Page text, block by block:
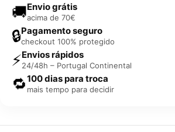
🚚Envio grátis
acima de 70€
🔒Pagamento seguro
checkout 100% protegido
⚡Envios rápidos
24/48h – Portugal Continental
🔁100 dias para troca
mais tempo para decidir